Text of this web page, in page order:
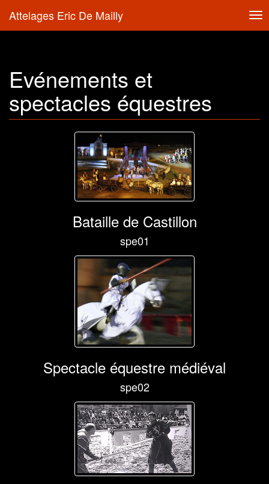
Attelages Eric De Mailly
Evénements et
spectacles équestres
Bataille de Castillon
spe01
Spectacle équestre médiéval
spe02